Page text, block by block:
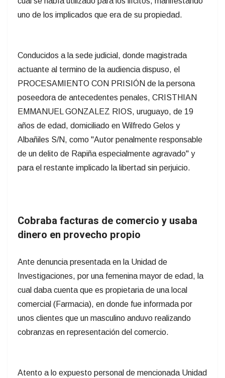
uno de los implicados que era de su propiedad.
Conducidos a la sede judicial, donde magistrada
actuante al termino de la audiencia dispuso, el
PROCESAMIENTO CON PRISIÓN de la persona
poseedora de antecedentes penales, CRISTHIAN
EMMANUEL GONZALEZ RIOS, uruguayo, de 19
años de edad, domiciliado en Wilfredo Gelos y
Albañiles S/N, como "Autor penalmente responsable
de un delito de Rapiña especialmente agravado" y
para el restante implicado la libertad sin perjuicio.
Cobraba facturas de comercio y usaba
dinero en provecho propio
Ante denuncia presentada en la Unidad de
Investigaciones, por una femenina mayor de edad, la
cual daba cuenta que es propietaria de una local
comercial (Farmacia), en donde fue informada por
unos clientes que un masculino anduvo realizando
cobranzas en representación del comercio.
Atento a lo expuesto personal de mencionada Unidad